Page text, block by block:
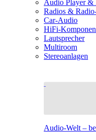
Audio Player &
Radios &
Car-Audio
HiFi-
Lautsprecher
Multiroom
Stereoanlagen
Audio-Welt –